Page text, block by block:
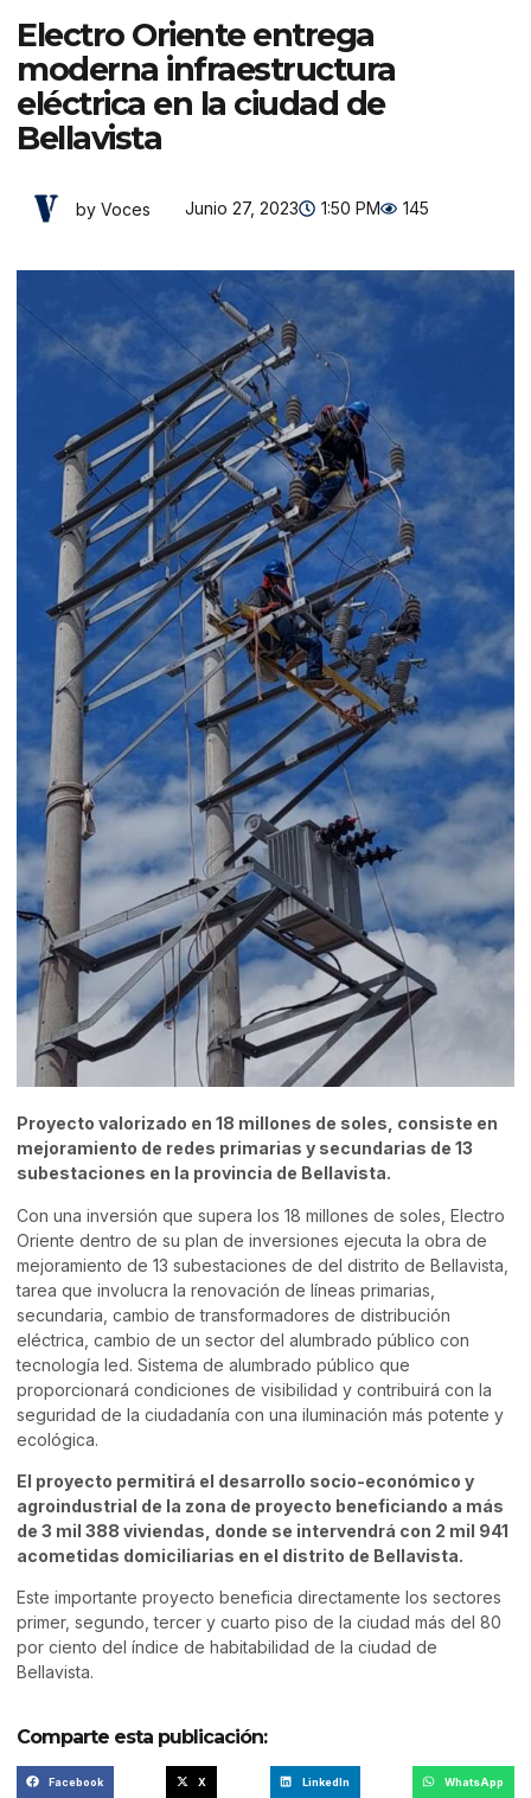
Electro Oriente entrega
moderna infraestructura
eléctrica en la ciudad de
Bellavista
by Voces Junio 27, 2023 1:50 PM 145
Proyecto valorizado en 18 millones de soles, consiste en
mejoramiento de redes primarias y secundarias de 13
subestaciones en la provincia de Bellavista.
Con una inversión que supera los 18 millones de soles, Electro
Oriente dentro de su plan de inversiones ejecuta la obra de
mejoramiento de 13 subestaciones de del distrito de Bellavista,
tarea que involucra la renovación de líneas primarias,
secundaria, cambio de transformadores de distribución
eléctrica, cambio de un sector del alumbrado público con
tecnología led. Sistema de alumbrado público que
proporcionará condiciones de visibilidad y contribuirá con la
seguridad de la ciudadanía con una iluminación más potente y
ecológica.
El proyecto permitirá el desarrollo socio-económico y
agroindustrial de la zona de proyecto beneficiando a más
de 3 mil 388 viviendas, donde se intervendrá con 2 mil 941
acometidas domiciliarias en el distrito de Bellavista.
Este importante proyecto beneficia directamente los sectores
primer, segundo, tercer y cuarto piso de la ciudad más del 80
por ciento del índice de habitabilidad de la ciudad de
Bellavista.
Comparte esta publicación:
Facebook X LinkedIn WhatsApp